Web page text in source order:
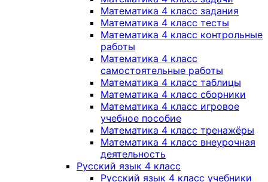
Математика 4 класс задания
Математика 4 класс тесты
Математика 4 класс контрольные
работы
Математика 4 класс
самостоятельные работы
Математика 4 класс таблицы
Математика 4 класс сборники
Математика 4 класс игровое
учебное пособие
Математика 4 класс тренажёры
Математика 4 класс внеурочная
деятельность
Русский язык 4 класс
Русский язык 4 класс учебники